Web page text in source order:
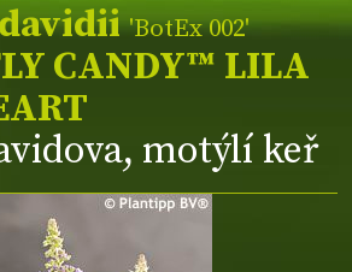
'BotEx 002'
CANDY™ LILA
motýlí keř